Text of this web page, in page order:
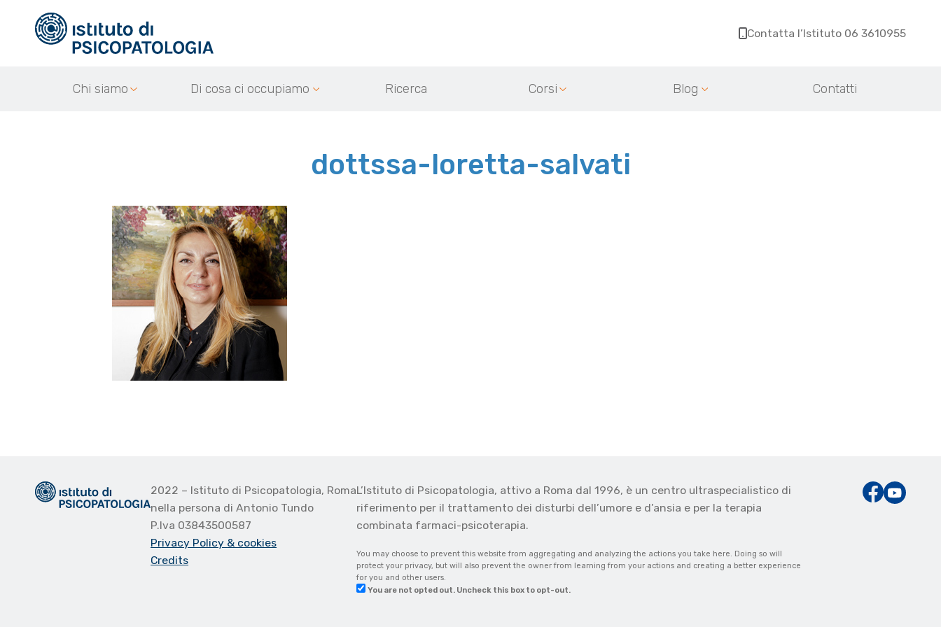
Contatta l’Istituto 06 3610955
Chi siamo Di cosa ci occupiamo Ricerca Corsi Blog Contatti
dottssa-loretta-salvati
2022 – Istituto di Psicopatologia, Roma
nella persona di Antonio Tundo
P.Iva 03843500587
Privacy Policy & cookies
Credits
L’Istituto di Psicopatologia, attivo a Roma dal 1996, è un centro ultraspecialistico di
riferimento per il trattamento dei disturbi dell’umore e d’ansia e per la terapia
combinata farmaci-psicoterapia.
You may choose to prevent this website from aggregating and analyzing the actions you take here. Doing so will
protect your privacy, but will also prevent the owner from learning from your actions and creating a better experience
for you and other users.
You are not opted out. Uncheck this box to opt-out.